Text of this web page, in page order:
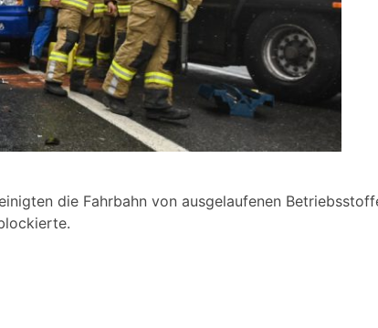
die Fahrbahn von ausgelaufenen